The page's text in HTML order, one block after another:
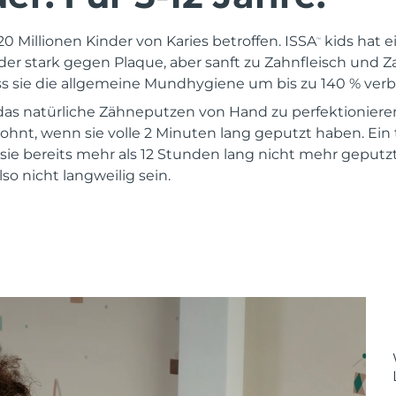
Millionen Kinder von Karies betroffen. ISSA™
kids hat
stark gegen Plaque, aber sanft zu Zahnfleisch und
sie die allgemeine Mundhygiene um bis zu 140 %
natürliche Zähneputzen von Hand zu
wenn sie volle 2 Minuten lang geputzt haben. Ein
bereits mehr als 12 Stunden lang nicht mehr
nicht langweilig sein.